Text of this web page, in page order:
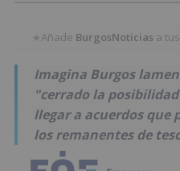
★Añade BurgosNoticias a
Imagina Burgos
"cerrado la
llegar a acuerdos que
los remanentes de